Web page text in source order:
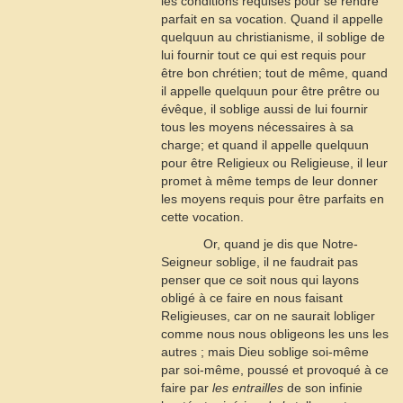
parfait en sa vocation. Quand il appelle
quelquun au christianisme, il soblige de
lui fournir tout ce qui est requis pour
être bon chrétien; tout de même, quand
il appelle quelquun pour être prêtre ou
évêque, il soblige aussi de lui fournir
tous les moyens nécessaires à sa
charge; et quand il appelle quelquun
pour être Religieux ou Religieuse, il leur
promet à même temps de leur donner
les moyens requis pour être parfaits en
cette vocation.
Or, quand je dis que Notre-
Seigneur soblige, il ne faudrait pas
penser que ce soit nous qui layons
obligé à ce faire en nous faisant
Religieuses, car on ne saurait lobliger
comme nous nous obligeons les uns les
autres ; mais Dieu soblige soi-même
par soi-même, poussé et provoqué à ce
faire par les entrailles de son infinie